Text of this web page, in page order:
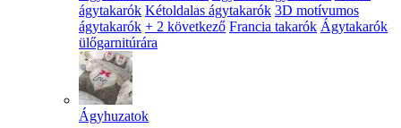
ágytakarók Kétoldalas ágytakarók 3D motívumos
ágytakarók + 2 következő Francia takarók Ágytakarók
ülőgarnitúrára
Ágyhuzatok